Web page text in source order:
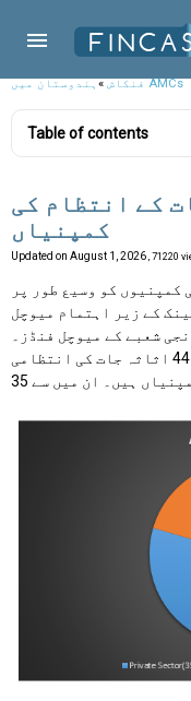
فنکاش» ہندوستان میں AMCs
Table of contents
کے انتظام کی
کمپنیاں
Updated on August 1, 2026 , 71220
کمپنیوں کو وسیع طور پر
کے زیر اہتمام میوچل
شعبے کے میوچل فنڈز۔
ہندوستان میں آج (فروری 2017) تک کل 44 اثاثہ جات کی انتظامی